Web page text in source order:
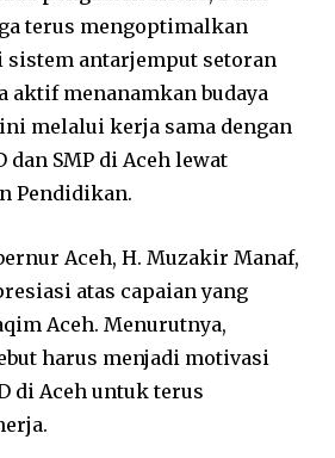
terus mengoptimalkan
sistem antarjemput setoran
aktif menanamkan budaya
melalui kerja sama dengan
dan SMP di Aceh lewat
Pendidikan.
Aceh, H. Muzakir Manaf,
atas capaian yang
Aceh. Menurutnya,
harus menjadi motivasi
di Aceh untuk terus